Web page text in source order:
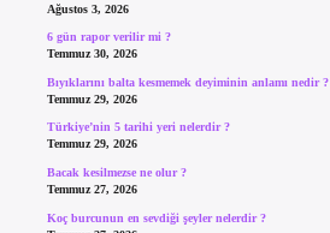
Ağustos 3, 2026
6 gün rapor verilir mi ?
Temmuz 30, 2026
Bıyıklarını balta kesmemek deyiminin anlamı nedir ?
Temmuz 29, 2026
Türkiye’nin 5 tarihi yeri nelerdir ?
Temmuz 29, 2026
Bacak kesilmezse ne olur ?
Temmuz 27, 2026
Koç burcunun en sevdiği şeyler nelerdir ?